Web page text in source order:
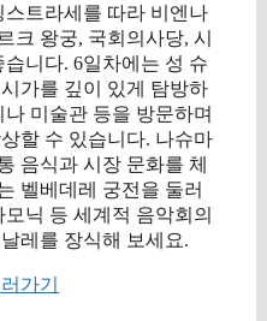
트라세를 따라 비엔나
크 왕궁, 국회의사당, 시
니다. 6일차에는 성 슈
가를 깊이 있게 탐방하
미술관 등을 방문하며
할 수 있습니다. 나슈마
음식과 시장 문화를 체
벨베데레 궁전을 둘러
닉 등 세계적 음악회의
레를 장식해 보세요.
가기